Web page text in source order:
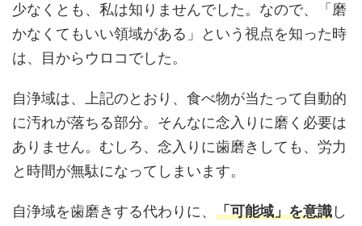
少なくとも、私は知りませんでした。なので、「磨
かなくてもいい領域がある」という視点を知った時
は、目からウロコでした。
自浄域は、上記のとおり、食べ物が当たって自動的
に汚れが落ちる部分。そんなに念入りに磨く必要は
ありません。むしろ、念入りに歯磨きしても、労力
と時間が無駄になってしまいます。
自浄域を歯磨きする代わりに、 「可能域」を意識し